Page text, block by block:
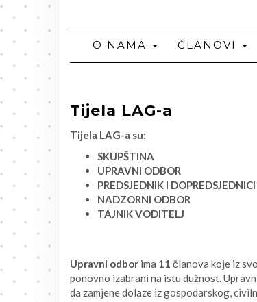
O NAMA ČLANOVI
Tijela LAG-a
Tijela LAG-a su:
SKUPŠTINA
UPRAVNI ODBOR
PREDSJEDNIK I DOPREDSJEDNICI
NADZORNI ODBOR
TAJNIK VODITELJ
Upravni odbor ima 11 članova koje iz
ponovno izabrani na istu dužnost.
da zamjene dolaze iz gospodarskog,